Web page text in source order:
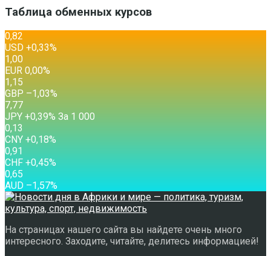
Таблица обменных курсов
0,82
USD +0,33%
1,00
EUR 0,00%
1,15
GBP –1,03%
7,77
JPY +0,39% За 1 000
0,13
CNY +0,18%
0,91
CHF +0,45%
0,65
AUD –1,57%
На страницах нашего сайта вы найдете очень много
интересного. Заходите, читайте, делитесь информацией!